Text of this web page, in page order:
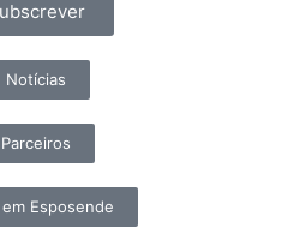
Notícias
Parceiros
Esposende